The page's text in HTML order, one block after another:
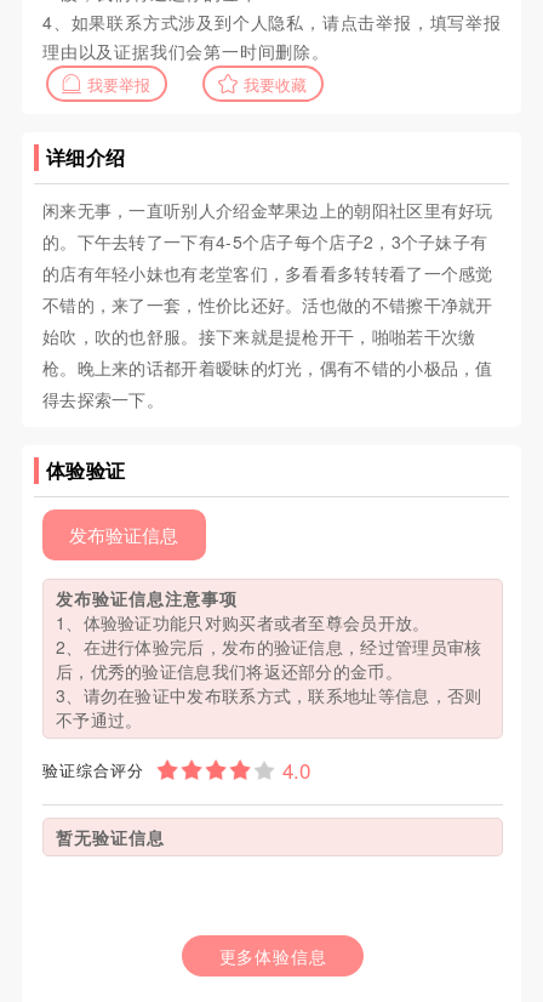
4、如果联系方式涉及到个人隐私，请点击举报，填写举报
理由以及证据我们会第一时间删除。
我要举报 我要收藏
详细介绍
闲来无事，一直听别人介绍金苹果边上的朝阳社区里有好玩
的。下午去转了一下有4-5个店子每个店子2，3个子妹子有
的店有年轻小妹也有老堂客们，多看看多转转看了一个感觉
不错的，来了一套，性价比还好。活也做的不错擦干净就开
始吹，吹的也舒服。接下来就是提枪开干，啪啪若干次缴
枪。晚上来的话都开着暧昧的灯光，偶有不错的小极品，值
得去探索一下。
体验验证
发布验证信息
发布验证信息注意事项
1、体验验证功能只对购买者或者至尊会员开放。
2、在进行体验完后，发布的验证信息，经过管理员审核
后，优秀的验证信息我们将返还部分的金币。
3、请勿在验证中发布联系方式，联系地址等信息，否则
不予通过。
验证综合评分
暂无验证信息
更多体验信息